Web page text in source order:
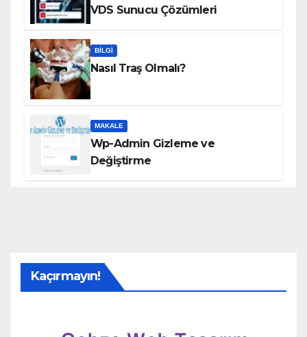
VDS Sunucu Çözümleri
BILGI
Nasıl Traş Olmalı?
MAKALE
Wp-Admin Gizleme ve
Değiştirme
Kaçırmayın!